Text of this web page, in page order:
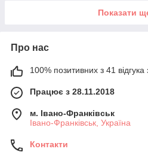
Показати
Про нас
100% позитивних з 41 відгука
Працює з 28.11.2018
м. Івано-Франківськ
Івано-Франківськ, Україна
Контакти